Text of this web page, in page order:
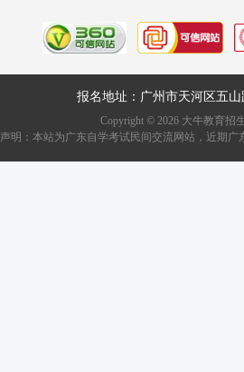
报名地址：广州市天河区五
Copyright © 2026大牛教育招
声明：本站为广东自学考试民间交流网站，近期